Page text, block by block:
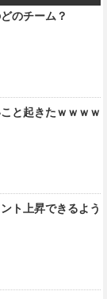
のチーム？
と起きたｗｗｗｗ
ト上昇できるよう